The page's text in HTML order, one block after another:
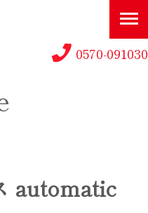
0570-091030
automatic